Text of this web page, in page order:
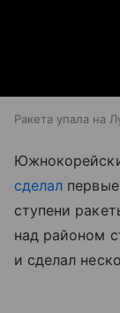
Ракета упала на
сделал
ступени
над районом
и сделал